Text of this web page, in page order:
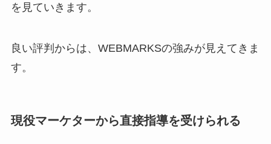
を見ていきます。
良い評判からは、WEBMARKSの強みが見えてきま
す。
現役マーケターから直接指導を受けられる